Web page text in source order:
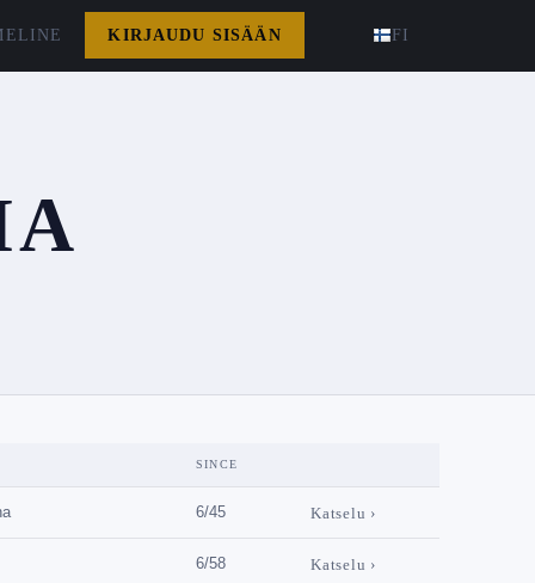
KIRJAUDU SISÄÄN FI
SINCE
6/45 Katselu ›
6/58 Katselu ›